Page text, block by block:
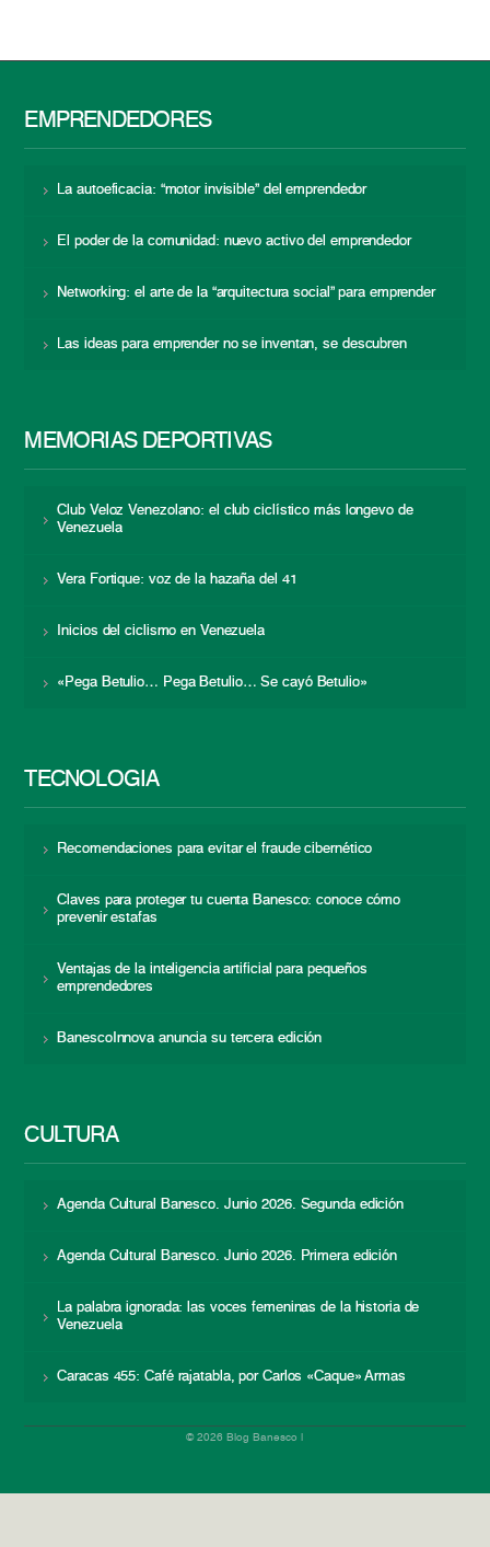
EMPRENDEDORES
La autoeficacia: “motor invisible” del emprendedor
El poder de la comunidad: nuevo activo del emprendedor
Networking: el arte de la “arquitectura social” para emprender
Las ideas para emprender no se inventan, se descubren
MEMORIAS DEPORTIVAS
Club Veloz Venezolano: el club ciclístico más longevo de
Venezuela
Vera Fortique: voz de la hazaña del 41
Inicios del ciclismo en Venezuela
«Pega Betulio… Pega Betulio… Se cayó Betulio»
TECNOLOGÍA
Recomendaciones para evitar el fraude cibernético
Claves para proteger tu cuenta Banesco: conoce cómo
prevenir estafas
Ventajas de la inteligencia artificial para pequeños
emprendedores
BanescoInnova anuncia su tercera edición
CULTURA
Agenda Cultural Banesco. Junio 2026. Segunda edición
Agenda Cultural Banesco. Junio 2026. Primera edición
La palabra ignorada: las voces femeninas de la historia de
Venezuela
Caracas 455: Café rajatabla, por Carlos «Caque» Armas
© 2026 Blog Banesco |